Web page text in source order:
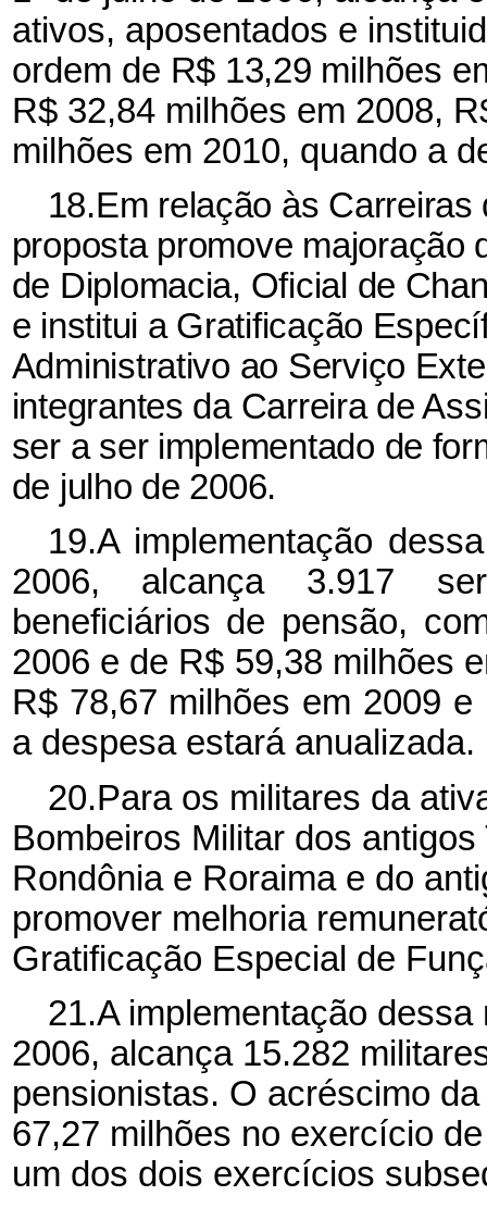
ativos, aposentados e
ordem de R$ 13,29 milhões
R$ 32,84 milhões em 2008,
milhões em 2010, quando a
18.Em relação às
proposta promove majoração
de Diplomacia, Oficial de
e institui a Gratificação
Administrativo ao Serviço
integrantes da Carreira de
ser a ser implementado de
de julho de 2006.
19.A implementação
2006, alcança 3.917
beneficiários de pensão,
2006 e de R$ 59,38 milhões
R$ 78,67 milhões em 2009
a despesa estará anualizada.
20.Para os militares da
Bombeiros Militar dos
Rondônia e Roraima e do
promover melhoria
Gratificação Especial de
21.A implementação
2006, alcança 15.282
pensionistas. O acréscimo
67,27 milhões no exercício
um dos dois exercícios